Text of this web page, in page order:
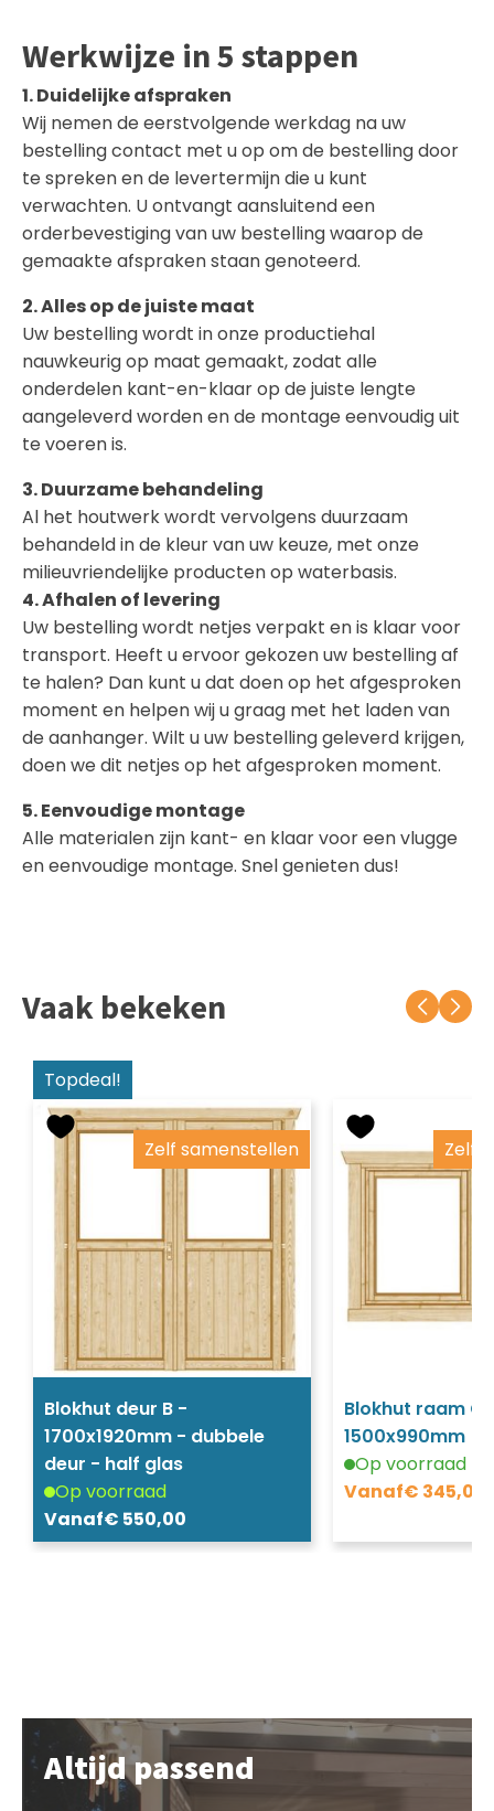
Werkwijze in 5 stappen
1. Duidelijke afspraken
Wij nemen de eerstvolgende werkdag na uw
bestelling contact met u op om de bestelling door
te spreken en de levertermijn die u kunt
verwachten. U ontvangt aansluitend een
orderbevestiging van uw bestelling waarop de
gemaakte afspraken staan genoteerd.
2. Alles op de juiste maat
Uw bestelling wordt in onze productiehal
nauwkeurig op maat gemaakt, zodat alle
onderdelen kant-en-klaar op de juiste lengte
aangeleverd worden en de montage eenvoudig uit
te voeren is.
3. Duurzame behandeling
Al het houtwerk wordt vervolgens duurzaam
behandeld in de kleur van uw keuze, met onze
milieuvriendelijke producten op waterbasis.
4. Afhalen of levering
Uw bestelling wordt netjes verpakt en is klaar voor
transport. Heeft u ervoor gekozen uw bestelling af
te halen? Dan kunt u dat doen op het afgesproken
moment en helpen wij u graag met het laden van
de aanhanger. Wilt u uw bestelling geleverd krijgen,
doen we dit netjes op het afgesproken moment.
5. Eenvoudige montage
Alle materialen zijn kant- en klaar voor een vlugge
en eenvoudige montage. Snel genieten dus!
Vaak bekeken
Zelf samenstellen
Blokhut deur B -
1700x1920mm - dubbele
deur - half glas
Op voorraad
Vanaf€ 550,00
Topdeal!
Zelf
Blokhut raam G
1500x990mm
Op voorraad
Vanaf€ 345,00
Altijd passend